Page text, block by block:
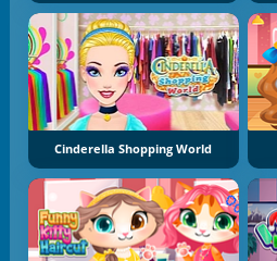
Cinderella Shopping World